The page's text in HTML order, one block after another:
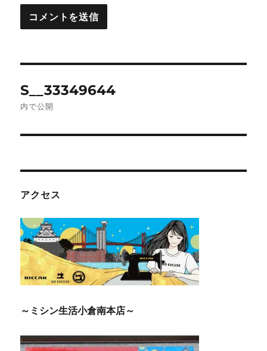
稿
ゲ
ー
シ
ョ
ン
S__33349644
内で公開
アクセス
～ミシン生活小倉南本店～